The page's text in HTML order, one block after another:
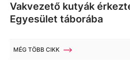
Vakvezető kutyák
Egyesület táborába
MÉG TÖBB CIKK